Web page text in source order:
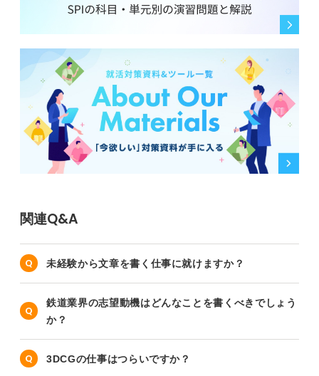
関連Q&A
未経験から文章を書く仕事に就けますか？
鉄道業界の志望動機はどんなことを書くべきでしょう
か？
3DCGの仕事はつらいですか？